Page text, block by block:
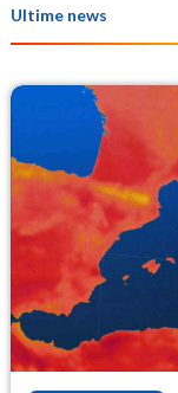
Ultime news